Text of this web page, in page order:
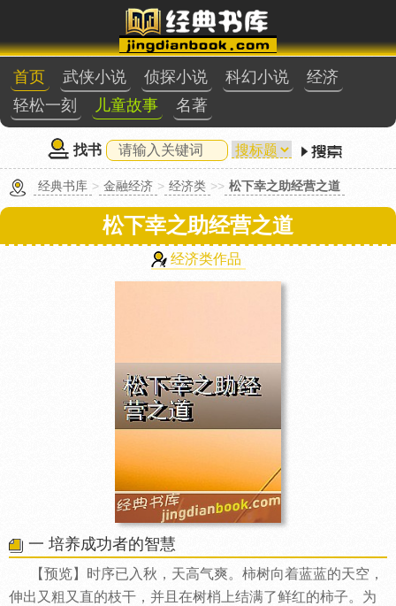
首页 武侠小说 侦探小说 科幻小说
经济
轻松一刻
儿童故事 名著
找书
经典书库 > 金融经济 > 经济类 >> 松下幸之助经营之道
松下幸之助经营之道
经济类作品
一 培养成功者的智慧
【预览】时序已入秋，天高气爽。柿树向着蓝蓝的天空，
伸出又粗又直的枝干，并且在树梢上结满了鲜红的柿子。为